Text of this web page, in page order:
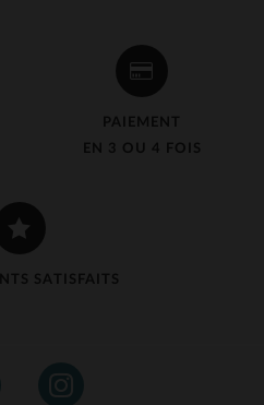
PAIEMENT
EN 3 OU 4 FOIS
SATISFAITS